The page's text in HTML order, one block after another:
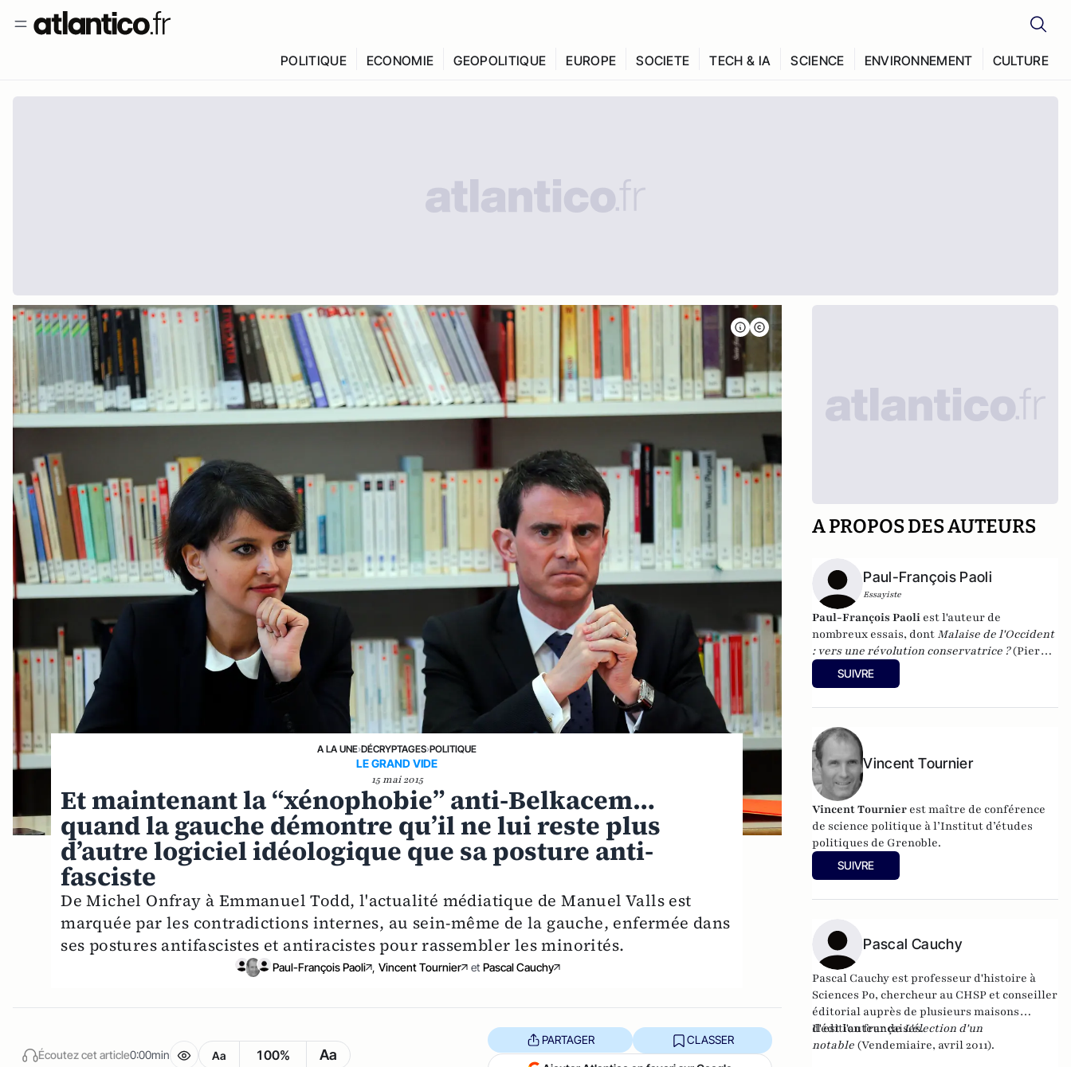
POLITIQUE ECONOMIE GEOPOLITIQUE EUROPE SOCIETE TECH & IA SCIENCE ENVIRONNEMENT CULTURE
A LA UNE›DÉCRYPTAGES›POLITIQUE
LE GRAND VIDE
15 mai 2015
Et maintenant la “xénophobie” anti-Belkacem…
quand la gauche démontre qu’il ne lui reste plus
d’autre logiciel idéologique que sa posture anti-
fasciste
De Michel Onfray à Emmanuel Todd, l'actualité médiatique de Manuel Valls est
marquée par les contradictions internes, au sein-même de la gauche, enfermée dans
ses postures antifascistes et antiracistes pour rassembler les minorités.
Paul-François Paoli , Vincent Tournier et Pascal Cauchy
Écoutez cet article0:00min Aa 100% Aa
PARTAGER CLASSER
A PROPOS DES AUTEURS
Paul-François Paoli
Essayiste
Paul-François Paoli est l'auteur de
nombreux essais, dont Malaise de l'Occident
: vers une révolution conservatrice ?(Pierre-
Guillaume de Roux, 2014),
l'idéologie antiraciste
(Tallandier). Il vient de publier "La
Tentation de Paris (Quand le journalisme
était un roman)" aux éditions de Paris.
SUIVRE
Vincent Tournier
Vincent Tournier est maître de conférence
de science politique à l’Institut d’études
politiques de Grenoble.
SUIVRE
Pascal Cauchy
Pascal Cauchy est professeur d'histoire à
Sciences Po, chercheur au CHSP et conseiller
éditorial auprès de plusieurs maisons
d'édition françaises.
Il est l'auteur deL'élection d'un
notable (Vendemiaire, avril 2011).